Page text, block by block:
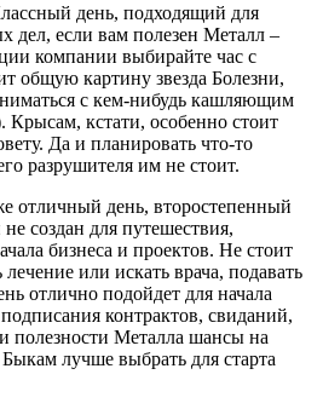
день, подходящий для
дел, если вам полезен Металл –
компании выбирайте час с
общую картину звезда Болезни,
с кем-нибудь кашляющим
кстати, особенно стоит
Да и планировать что-то
разрушителя им не стоит.
отличный день, второстепенный
создан для путешествия,
бизнеса и проектов. Не стоит
или искать врача, подавать
отлично подойдет для начала
контрактов, свиданий,
полезности Металла шансы на
лучше выбрать для старта